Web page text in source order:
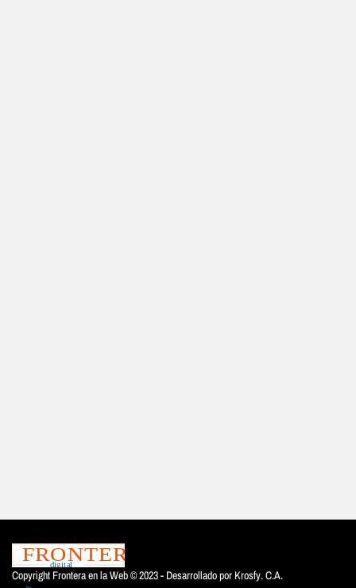
Copyright Frontera en la Web © 2023 - Desarrollado por Krosfy. C.A.